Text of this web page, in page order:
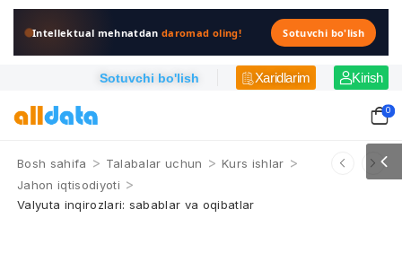
Intellektual mehnatdandaromad oling! Sotuvchi bo'lish
Sotuvchi bo'lish Xaridlarim Kirish
0
Bosh sahifa > Talabalar uchun > Kurs ishlar >
Jahon iqtisodiyoti >
Valyuta inqirozlari: sabablar va oqibatlar